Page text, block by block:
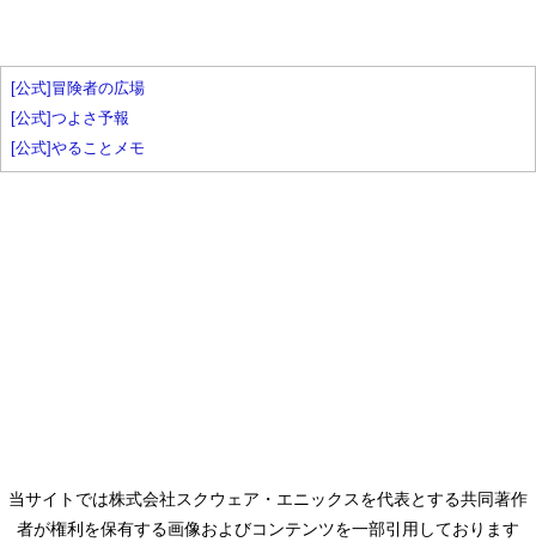
[公式]冒険者の広場
[公式]つよさ予報
[公式]やることメモ
当サイトでは株式会社スクウェア・エニックスを代表とする共同著作
者が権利を保有する画像およびコンテンツを一部引用しております